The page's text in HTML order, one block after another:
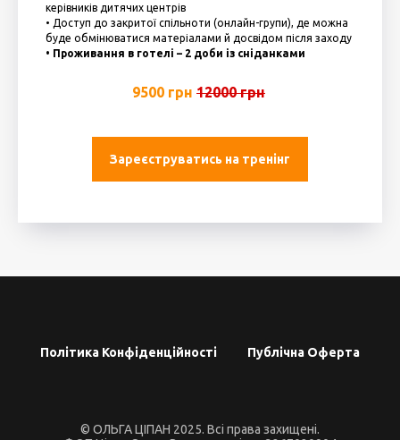
керівників дитячих центрів
• Доступ до закритої спільноти (онлайн-групи), де можна
буде обмінюватися матеріалами й досвідом після заходу
• Проживання в готелі – 2 доби із сніданками
9500 грн 12000 грн
Зареєструватись на тренінг
Політика Конфіденційності Публічна Оферта
© ОЛЬГА ЦІПАН 2025. Всі права захищені.